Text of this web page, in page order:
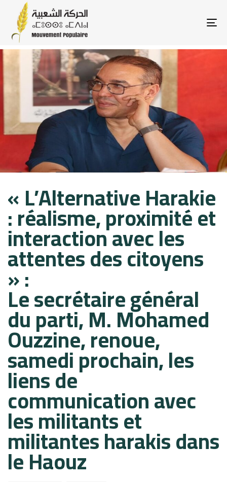
« L’Alternative Harakie
: réalisme, proximité et
interaction avec les
attentes des citoyens
» :
Le secrétaire général
du parti, M. Mohamed
Ouzzine, renoue,
samedi prochain, les
liens de
communication avec
les militants et
militantes harakis dans
le Haouz